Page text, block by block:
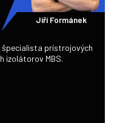
Jiří Formánek
špecialista prístrojových
izolátorov MBS.